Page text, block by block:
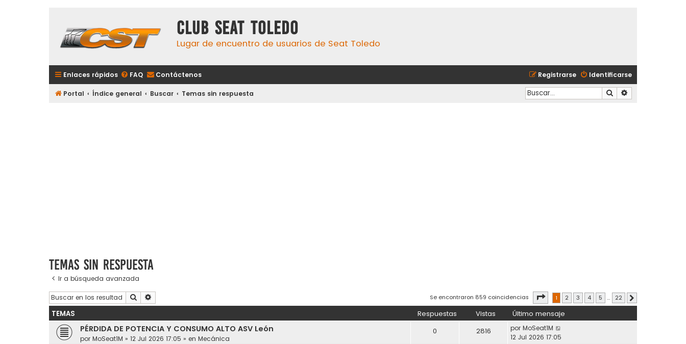
Club Seat Toledo
Lugar de encuentro de usuarios de Seat Toledo
Enlaces rápidos FAQ Contáctenos Identificarse
Registrarse
Portal Índice general Buscar Temas sin respuesta Buscar
Temas sin respuesta
Ir a búsqueda avanzada
Buscar Se encontraron 859 coincidencias Página1 de
1 2 3 4 5 … 22
TEMAS Respuestas Vistas Último mensaje
PÉRDIDA DE POTENCIA Y CONSUMO ALTO ASV León
por MoSeat1M » 12 Jul 2026 17:05 » en Mecánica
0 2816 por MoSeat1M
12 Jul 2026 17:05